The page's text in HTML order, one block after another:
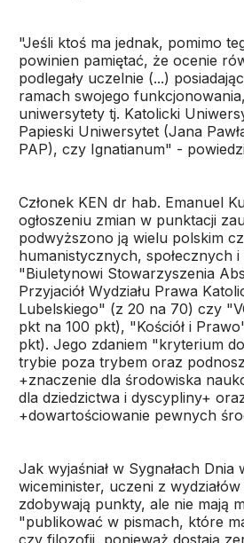
"Jeśli ktoś ma jednak, pomimo
powinien pamiętać, że ocenie
podlegały uczelnie (...)
ramach swojego
uniwersytety tj. Katolicki
Papieski Uniwersytet (Jana
PAP), czy Ignatianum" -
Członek KEN dr hab. Emanuel
ogłoszeniu zmian w punktacji
podwyższono ją wielu polskim
humanistycznych, społecznych
"Biuletynowi Stowarzyszenia
Przyjaciół Wydziału Prawa
Lubelskiego" (z 20 na 70) czy
pkt na 100 pkt), "Kościół i
pkt). Jego zdaniem "kryterium
trybie poza trybem oraz
+znaczenie dla środowiska
dla dziedzictwa i dyscypliny+
+dowartościowanie pewnych
Jak wyjaśniał w Sygnałach Dnia
wiceminister, uczeni z
zdobywają punkty, ale nie mają
"publikować w pismach, które